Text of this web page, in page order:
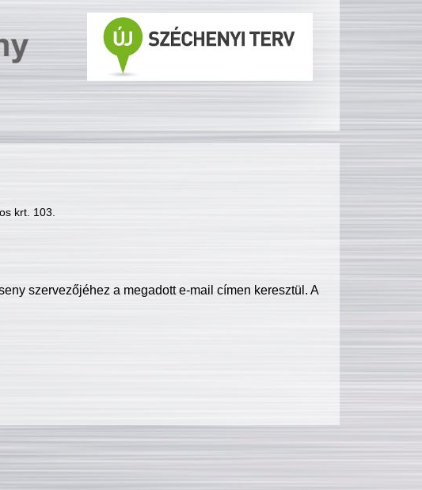
krt. 103.
szervezőjéhez a megadott e-mail címen keresztül. A